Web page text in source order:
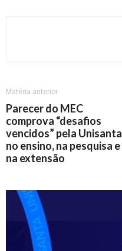
Matéria anterior
Parecer do MEC
comprova “desafios
vencidos” pela Unisanta
no ensino, na pesquisa e
na extensão